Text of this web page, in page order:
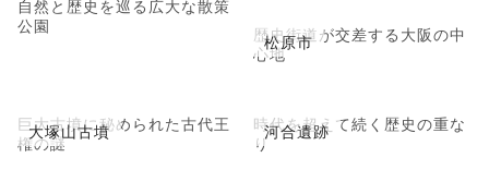
自然と歴史を巡る広大な散策
公園
松原市
歴史街道が交差する大阪の中
心地
大塚山古墳
巨大古墳に秘められた古代王
権の謎
河合遺跡
時代を超えて続く歴史の重な
り